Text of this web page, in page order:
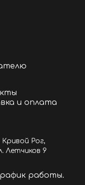
и оплата
Кривой Рог,
Летчиков 9
работы.